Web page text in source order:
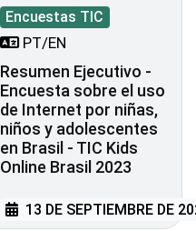
Encuestas TIC
PT/EN
Resumen Ejecutivo -
Encuesta sobre el uso
de Internet por niñas,
niños y adolescentes
en Brasil - TIC Kids
Online Brasil 2023
13 DE SEPTIEMBRE DE